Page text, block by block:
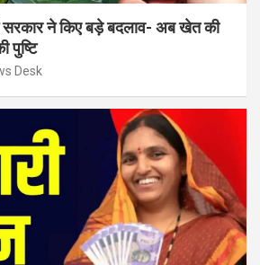
में सरकार ने किए बड़े बदलाव- अब खेत की
पुष्टि
Desk